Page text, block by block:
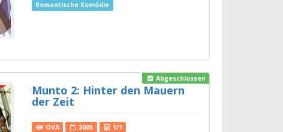
Romantische Komödie
Abgeschlossen
Munto 2: Hinter den Mauern
der Zeit
OVA 2005 1/1